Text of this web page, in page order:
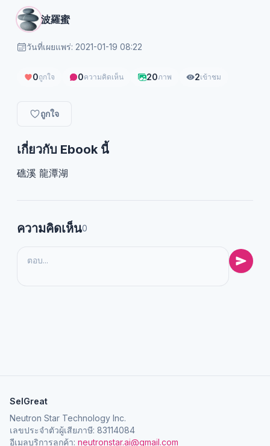
波羅蜜
วันที่เผยแพร่: 2021-01-19 08:22
0ถูกใจ 0ความคิดเห็น 20ภาพ 2เข้าชม
ถูกใจ
เกี่ยวกับ Ebook นี้
礁溪 龍潭湖
ความคิดเห็น0
SelGreat
Neutron Star Technology Inc.
เลขประจำตัวผู้เสียภาษี: 83114084
อีเมลบริการลูกค้า: neutronstar.ai@gmail.com